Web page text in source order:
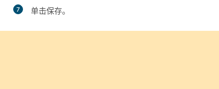
7 单击保存。